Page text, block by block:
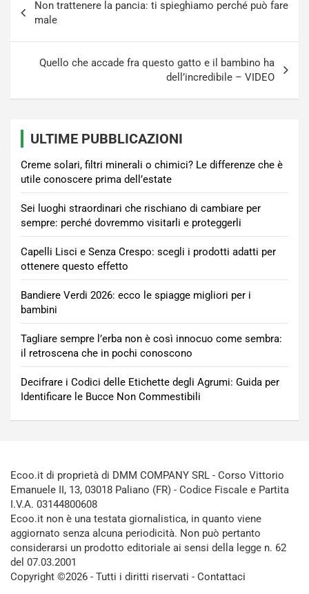
articoli
Non trattenere la pancia: ti spieghiamo perché può fare
male
Quello che accade fra questo gatto e il bambino ha
dell’incredibile – VIDEO
ULTIME PUBBLICAZIONI
Creme solari, filtri minerali o chimici? Le differenze che è
utile conoscere prima dell’estate
Sei luoghi straordinari che rischiano di cambiare per
sempre: perché dovremmo visitarli e proteggerli
Capelli Lisci e Senza Crespo: scegli i prodotti adatti per
ottenere questo effetto
Bandiere Verdi 2026: ecco le spiagge migliori per i
bambini
Tagliare sempre l’erba non è così innocuo come sembra:
il retroscena che in pochi conoscono
Decifrare i Codici delle Etichette degli Agrumi: Guida per
Identificare le Bucce Non Commestibili
Ecoo.it di proprietà di DMM COMPANY SRL - Corso Vittorio
Emanuele II, 13, 03018 Paliano (FR) - Codice Fiscale e Partita
I.V.A. 03144800608
Ecoo.it non è una testata giornalistica, in quanto viene
aggiornato senza alcuna periodicità. Non può pertanto
considerarsi un prodotto editoriale ai sensi della legge n. 62
del 07.03.2001
Copyright ©2026 - Tutti i diritti riservati - Contattaci